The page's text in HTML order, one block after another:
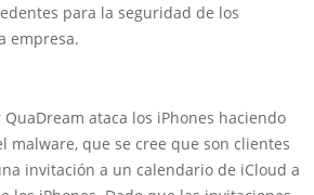
para la seguridad de los
empresa.
ataca los iPhones haciendo
malware, que se cree que son clientes
invitación a un calendario de iCloud a